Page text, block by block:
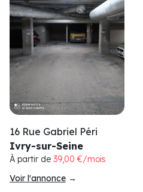
16 Rue Gabriel Péri
Ivry-sur-Seine
À partir de 39,00 €/mois
Voir l'annonce →